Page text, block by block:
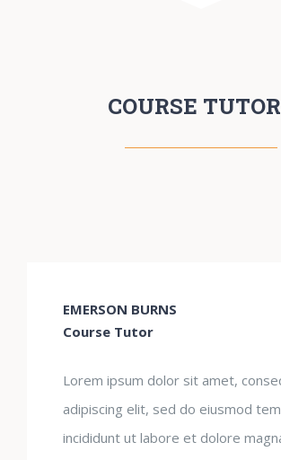
COURSE
EMERSON BURNS
Course Tutor
Lorem ipsum dolor sit amet,
adipiscing elit, sed do eiusmod
incididunt ut labore et dolore